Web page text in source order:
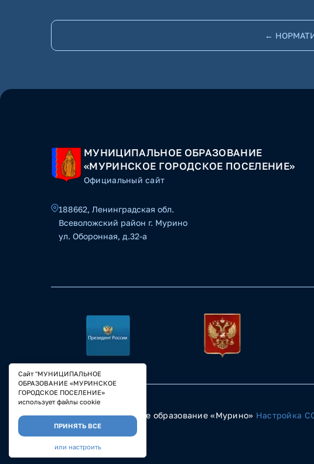
←
МУНИЦИПАЛЬНОЕ ОБРАЗОВАНИЕ
«МУРИНСКОЕ ГОРОДСКОЕ ПОСЕЛЕНИЕ»
Официальный сайт
188662, Ленинградская обл.
Всеволожский район г. Мурино
ул. Оборонная, д.32-а
© 2023 Муниципальное образование «Мурино» Настройка
Сайт "МУНИЦИПАЛЬНОЕ
ОБРАЗОВАНИЕ «МУРИНСКОЕ
ГОРОДСКОЕ ПОСЕЛЕНИЕ»
использует файлы cookie
ПРИНЯТЬ ВСЕ
или настроить